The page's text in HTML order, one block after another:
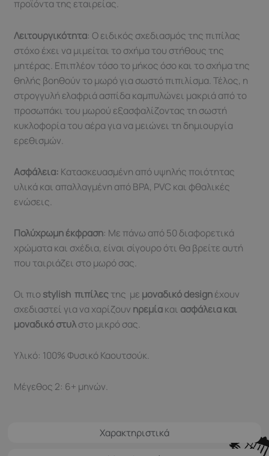
Χαρακτηριστικά
προϊόντα της εταιρείας.
Λειτουργικότητα: Ο ειδικός σχεδιασμός της πιπίλας
στόχο έχει να μιμείται το σχήμα του στήθους της
μητέρας. Επιπλέον τόσο το μήκος όσο και το σχήμα της
θηλής βοηθούν το μωρό για σωστό πιπιλίσμα. Τέλος, η
στρογγυλή ελαφριά ασπίδα καμπυλώνει μακριά από το
προσωπάκι του μωρού εξασφαλίζοντας τη σωστή
κυκλοφορία του αέρα για να μειώνει τη δημιουργία
ερεθισμών.
Ασφάλεια: Kατασκευασμένη από υψηλής ποιότητας
υλικά και απαλλαγμένη από BPA, PVC και φθαλικές
ενώσεις.
Πολύχρωμη έκφραση: Με πάνω από 50 διαφορετικά
χρώματα και σχέδια, είναι σίγουρο ότι θα βρείτε αυτή
που ταιριάζει στο μωρό σας.
Οι πιοstylish πιπίλεςτης με μοναδικό designέχουν
σχεδιαστεί για να χαρίζουν ηρεμίακαι ασφάλεια και
μοναδικό στυλστο μικρό σας.
Υλικό: 100% Φυσικό Καουτσούκ.
Μέγεθος 2: 6+ μηνών.